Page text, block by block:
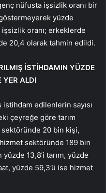
nüfusta işsizlik oranı bir
yüzde
işsizlik oranı; erkeklerde
20,4 olarak tahmin edildi.
İSTİHDAMIN YÜZDE
YER ALDI
istihdam edilenlerin sayısı
çeyreğe göre tarım
20 bin kişi,
sektöründe 189 bin
13,8’i tarım, yüzde
yüzde 59,3’ü ise hizmet